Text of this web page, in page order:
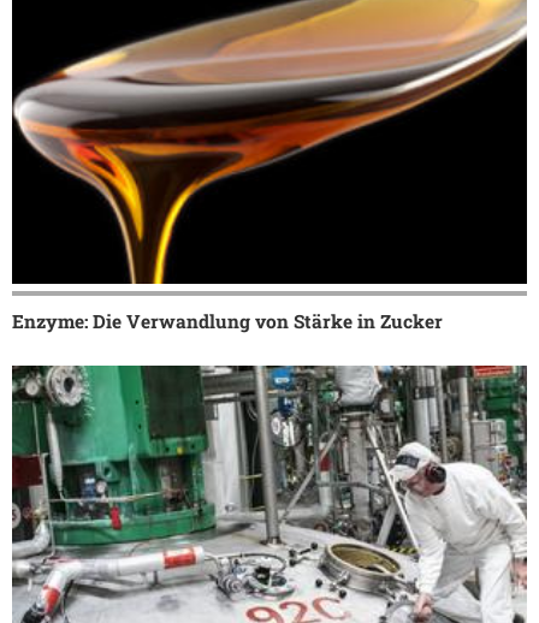
Enzyme: Die Verwandlung von Stärke in Zucker